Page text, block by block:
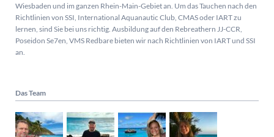
Wiesbaden und im ganzen Rhein-Main-Gebiet an. Um das Tauchen nach den
Richtlinien von SSI, International Aquanautic Club, CMAS oder IART zu
lernen, sind Sie bei uns richtig. Ausbildung auf den Rebreathern JJ-CCR,
Poseidon Se7en, VMS Redbare bieten wir nach Richtlinien von IART und SSI
an.
Das Team